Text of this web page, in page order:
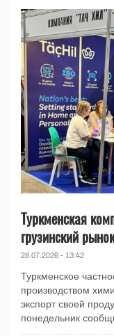
Туркменская
грузинский рынок
28.07.2026 - 13:42
Туркменское
производством
экспорт своей
понедельник